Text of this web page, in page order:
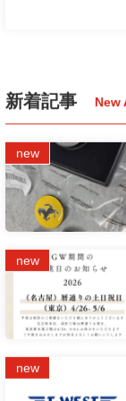
新着記事